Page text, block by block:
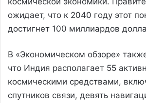
ожидает, что к 2040 году этот
достигнет 100 миллиардов
В «Экономическом обзоре»
что Индия располагает 55
космическими средствами,
спутников связи, девять